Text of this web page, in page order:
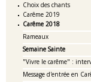
Choix des chants
Carême 2019
Carême 2018
Rameaux
Semaine Sainte
"Vivre le carême" :
Message d'entrée en